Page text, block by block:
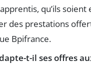
qu’ils soient
des prestations
Bpifrance.
t-il ses offres